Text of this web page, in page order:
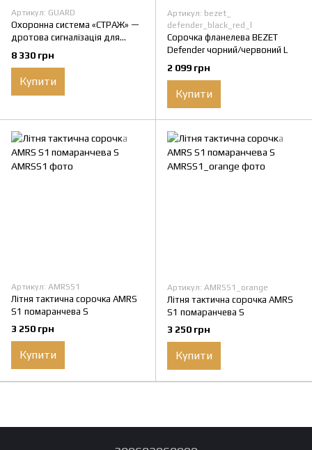
Артикул: GUARD
Охоронна система «СТРАЖ» —
дротова сигналізація для
табору та бліндажу
8 330 грн
Купити
Артикул: bezet_
defender_black_red_l
Сорочка фланелева BEZET
Defender чорний/червоний L
2 099 грн
Купити
Артикул: AMRSS1
Літня тактична сорочка AMRS
S1 помаранчева S
3 250 грн
Купити
Артикул: AMRSS1_orange
Літня тактична сорочка AMRS
S1 помаранчева S
3 250 грн
Купити